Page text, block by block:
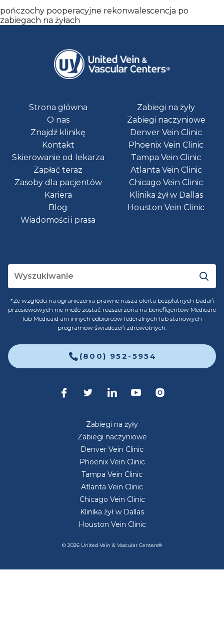
pończochy pooperacyjne rekonwalescencja po
zabiegach na żyłach
Strona główna
O nas
Znajdź klinikę
Kontakt
Skierowanie od lekarza
Zapłać teraz
Zasoby dla pacjentów
Kariera
Blog
Wiadomości i prasa
Zabiegi na żyły
Zabiegi naczyniowe
Denver Vein Clinic
Phoenix Vein Clinic
Tampa Vein Clinic
Atlanta Vein Clinic
Chicago Vein Clinic
Klinika żył w Dallas
Houston Vein Clinic
*Ze względu na ograniczenia prawne nasza oferta bezpłatnych badań
przesiewowych nie może zostać rozszerzona na beneficjentów Medicare
lub Medicaid ani innych odbiorców federalnych lub stanowych
programów świadczeń zdrowotnych.
(800) 952-5954
Zabiegi na żyły
Zabiegi naczyniowe
Denver Vein Clinic
Phoenix Vein Clinic
Tampa Vein Clinic
Atlanta Vein Clinic
Chicago Vein Clinic
Klinika żył w Dallas
Houston Vein Clinic
© 2026 United Vein & Vascular Centers®